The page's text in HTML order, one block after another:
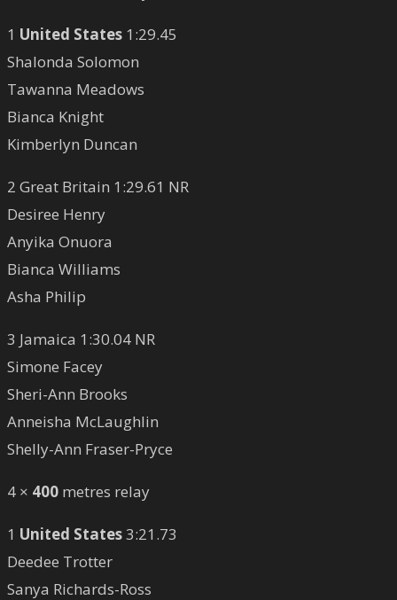
1 United States 1:29.45
Shalonda Solomon
Tawanna Meadows
Bianca Knight
Kimberlyn Duncan
2 Great Britain 1:29.61 NR
Desiree Henry
Anyika Onuora
Bianca Williams
Asha Philip
3 Jamaica 1:30.04 NR
Simone Facey
Sheri-Ann Brooks
Anneisha McLaughlin
Shelly-Ann Fraser-Pryce
4 × 400 metres relay
1 United States3:21.73
Deedee Trotter
Sanya Richards-Ross